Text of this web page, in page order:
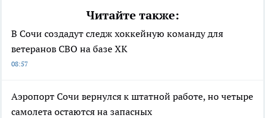
Читайте также:
В Сочи создадут следж хоккейную команду для
ветеранов СВО на базе ХК
08:57
Аэропорт Сочи вернулся к штатной работе, но четыре
самолета остаются на запасных